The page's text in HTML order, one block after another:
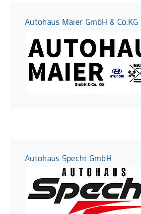
Autohaus Maier GmbH & Co.KG
Autohaus Specht GmbH